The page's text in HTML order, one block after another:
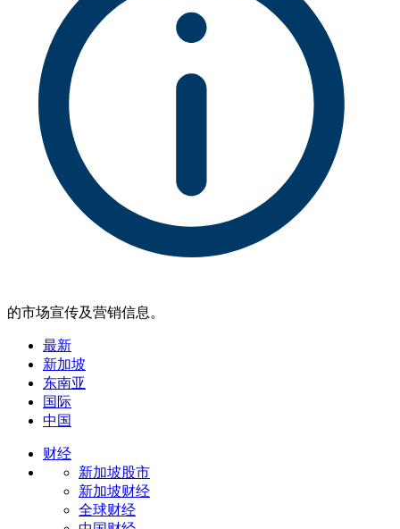
的市场宣传及营销信息。
最新
新加坡
东南亚
国际
中国
财经
新加坡股市
新加坡财经
全球财经